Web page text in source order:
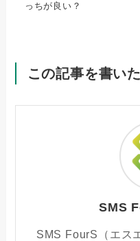
っちが良い？
この記事を書い
SMS
SMS FourS（エス